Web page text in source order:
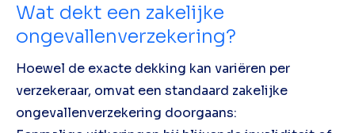
Wat dekt een zakelijke
ongevallenverzekering?
Hoewel de exacte dekking kan variëren per
verzekeraar, omvat een standaard zakelijke
ongevallenverzekering doorgaans: